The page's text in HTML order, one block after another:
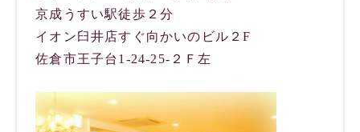
京成うすい駅徒歩２分
イオン臼井店すぐ向かいのビル２F
佐倉市王子台1-24-25-２Ｆ左